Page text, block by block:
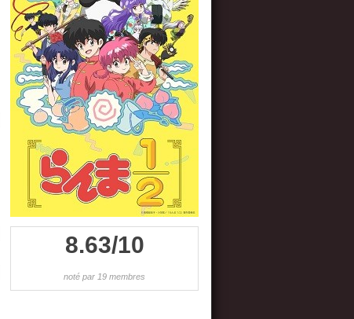
8.63/10
noté par 19 membres